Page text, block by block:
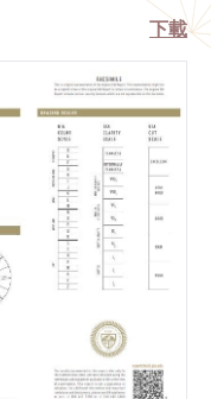
下載